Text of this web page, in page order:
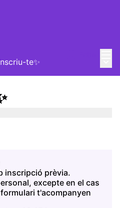
te✨
inscripció prèvia.
excepte en el cas
t'acompanyen